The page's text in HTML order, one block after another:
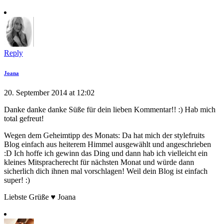
Reply
Joana
20. September 2014 at 12:02
Danke danke danke Süße für dein lieben Kommentar!! :) Hab mich
total gefreut!
Wegen dem Geheimtipp des Monats: Da hat mich der stylefruits
Blog einfach aus heiterem Himmel ausgewählt und angeschrieben
:D Ich hoffe ich gewinn das Ding und dann hab ich vielleicht ein
kleines Mitspracherecht für nächsten Monat und würde dann
sicherlich dich ihnen mal vorschlagen! Weil dein Blog ist einfach
super! :)
Liebste Grüße ♥ Joana